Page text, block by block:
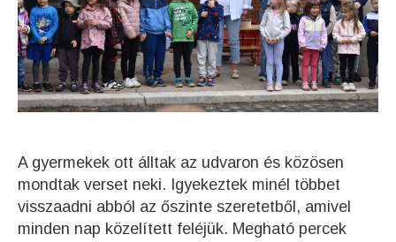
A gyermekek ott álltak az udvaron és közösen
mondtak verset neki. Igyekeztek minél többet
visszaadni abból az őszinte szeretetből, amivel
minden nap közelített feléjük. Megható percek